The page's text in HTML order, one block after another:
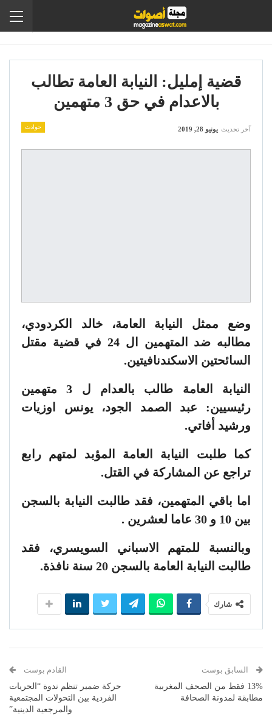
قضية إمليل: النيابة العامة تطالب
بالاعدام في حق 3 متهمين
حوادث آخر تحديث يونيو 28, 2019
وضع ممثل النيابة العامة، خالد الكردودي،
مطالبه ضد المتهمين ال 24 في قضية مقتل
السائحتين الاسكندنافيتين.
النيابة العامة طالب بالعدام ل 3 متهمين
رئيسيين: عبد الصمد الجود، يونس اوزيات
ورشيد أفاتي.
كما طلبت النيابة العامة المؤبد لمتهم رابع
تراجع عن المشاركة في القتل.
اما باقي المتهمين، فقد طالبت النيابة بالسجن
بين 10 و 30 عاما لعشرين .
وبالنسبة للمتهم الاسباني السويسري، فقد
طالبت النيابة العامة بالسجن 20 سنة نافذة.
شارك
السابق بوست
13% فقط من الصحف المغربية
مطابقة لمدونة الصحافة
القادم بوست
حركة ضمیر تنظم ندوة “الحریات
الفردیة بین التحولات المجتمعیة
والمرجعیة الدینیة”